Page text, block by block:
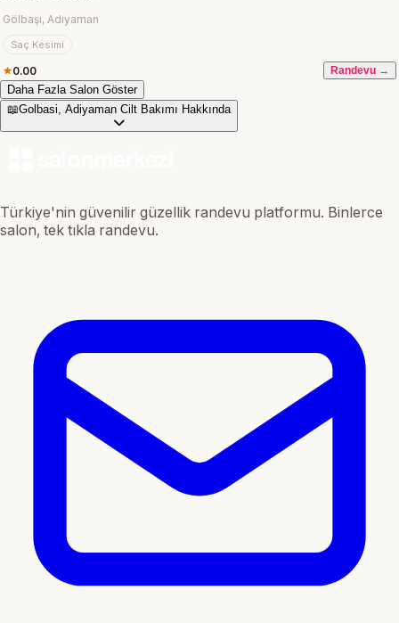
Gölbaşı, Adıyaman
Saç Kesimi
0.00 Randevu →
Daha Fazla Salon Göster
📖Golbasi, Adiyaman Cilt Bakımı Hakkında
Türkiye'nin güvenilir güzellik randevu platformu. Binlerce
salon, tek tıkla randevu.